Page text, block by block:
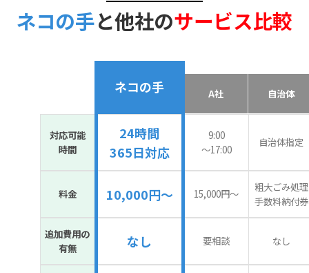
ネコの手と他社のサービス比較
ネコの手 A社 自治体
対応可能
時間
24時間
365日対応
9:00
〜17:00
自治体指定
料金 10,000円～ 15,000円〜
粗大ごみ処理
手数料納付券
追加費用の
有無
なし 要相談 なし